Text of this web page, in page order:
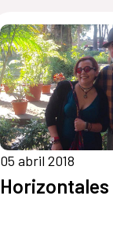
05 abril 2018
Horizontales